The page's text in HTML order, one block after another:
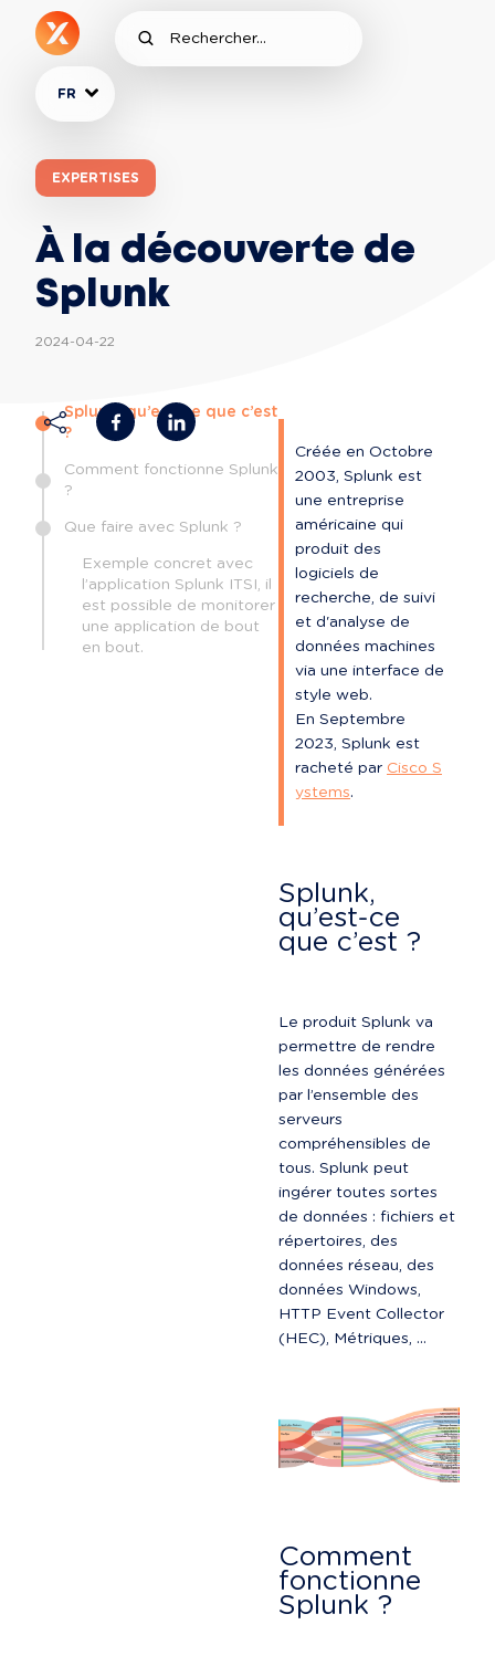
FR
EXPERTISES
À la découverte de
Splunk
2024-04-22
Splunk, qu’est-ce que c’est
?
Comment fonctionne Splunk
?
Que faire avec Splunk ?
Exemple concret avec
l’application Splunk ITSI, il
est possible de monitorer
une application de bout
en bout.
Créée en Octobre
2003, Splunk est
une entreprise
américaine qui
produit des
logiciels de
recherche, de suivi
et d'analyse de
données machines
via une interface de
style web.
En Septembre
2023, Splunk est
racheté par Cisco S
ystems.
Splunk,
qu’est-ce
que c’est ?
Le produit Splunk va
permettre de rendre
les données générées
par l’ensemble des
serveurs
compréhensibles de
tous. Splunk peut
ingérer toutes sortes
de données : fichiers et
répertoires, des
données réseau, des
données Windows,
HTTP Event Collector
(HEC), Métriques, …
Comment
fonctionne
Splunk ?